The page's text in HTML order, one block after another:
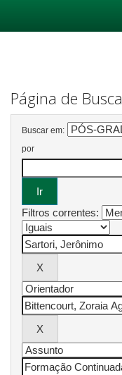
Página de Busca
Buscar em:
por
Filtros correntes: